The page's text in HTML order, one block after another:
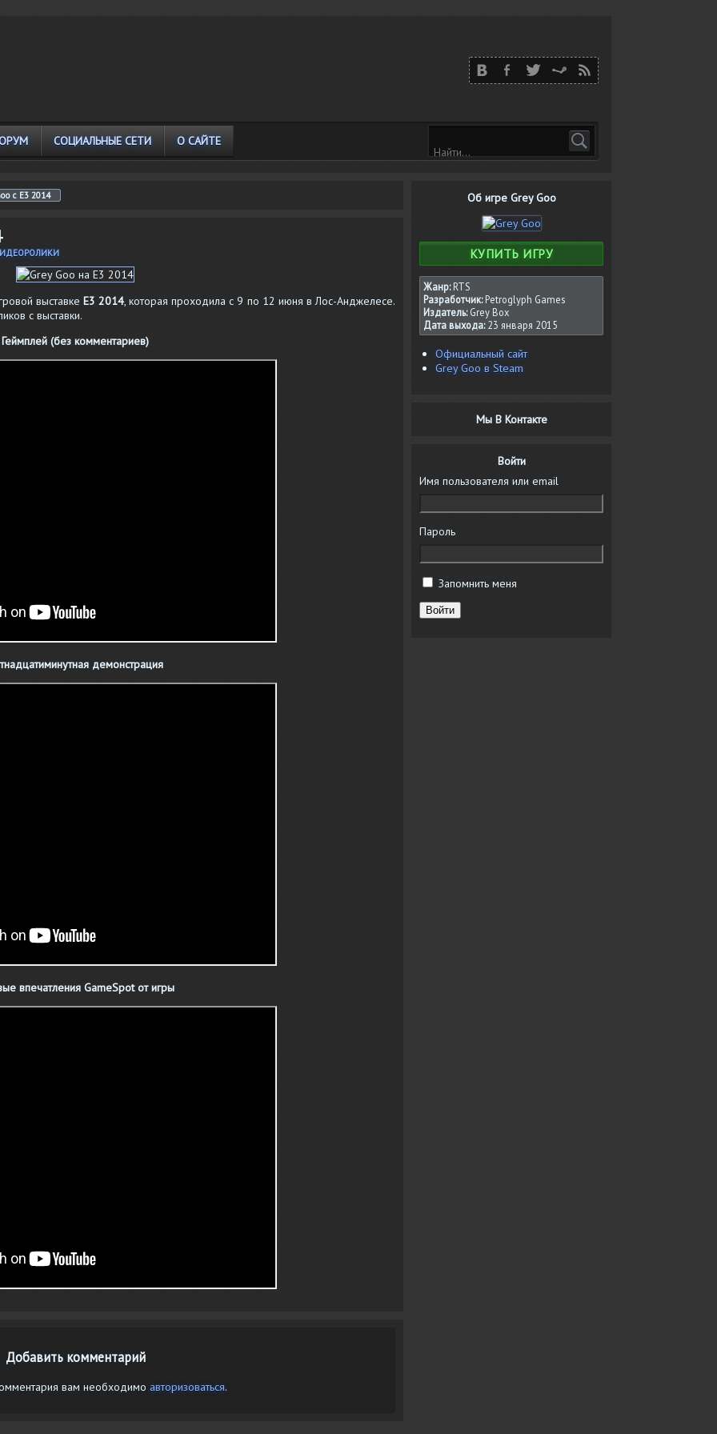
СОЦИАЛЬНЫЕ СЕТИ О САЙТЕ
Об игре Grey Goo
КУПИТЬ ИГРУ
Жанр:RTS
Разработчик:Petroglyph Games
Издатель:Grey Box
Дата выхода:23 января 2015
Официальный сайт
Grey Goo в Steam
Мы В Контакте
Войти
Имя пользователя или email
Пароль
Запомнить меня
Войти
с E3 2014
выставке E3 2014, которая проходила с 9 по 12 июня в Лос-Анджелесе.
с выставки.
Геймплей (без комментариев)
демонстрация
впечатления GameSpot от игры
Добавить комментарий
вам необходимо авторизоваться.